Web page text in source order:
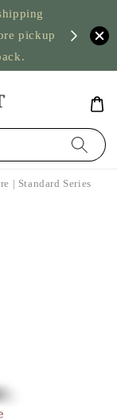
pickup
US
| Standard Series